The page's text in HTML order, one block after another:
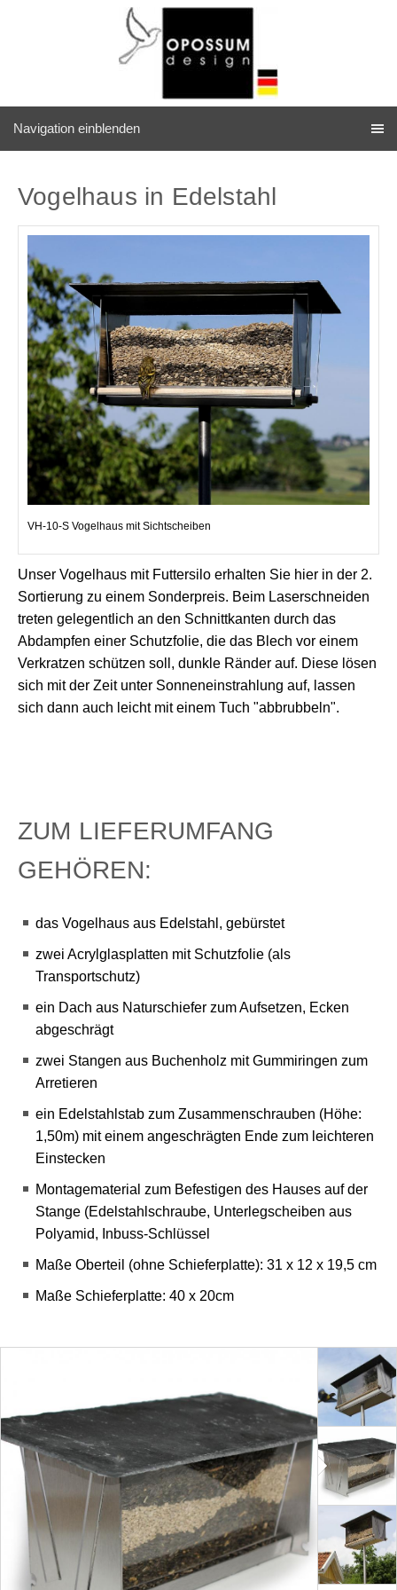
Navigation einblenden
Vogelhaus in Edelstahl
VH-10-S Vogelhaus mit Sichtscheiben
Unser Vogelhaus mit Futtersilo erhalten Sie hier in der 2.
Sortierung zu einem Sonderpreis. Beim Laserschneiden
treten gelegentlich an den Schnittkanten durch das
Abdampfen einer Schutzfolie, die das Blech vor einem
Verkratzen schützen soll, dunkle Ränder auf. Diese lösen
sich mit der Zeit unter Sonneneinstrahlung auf, lassen
sich dann auch leicht mit einem Tuch "abbrubbeln".
ZUM LIEFERUMFANG
GEHÖREN:
das Vogelhaus aus Edelstahl, gebürstet
zwei Acrylglasplatten mit Schutzfolie (als
Transportschutz)
ein Dach aus Naturschiefer zum Aufsetzen, Ecken
abgeschrägt
zwei Stangen aus Buchenholz mit Gummiringen zum
Arretieren
ein Edelstahlstab zum Zusammenschrauben (Höhe:
1,50m) mit einem angeschrägten Ende zum leichteren
Einstecken
Montagematerial zum Befestigen des Hauses auf der
Stange (Edelstahlschraube, Unterlegscheiben aus
Polyamid, Inbuss-Schlüssel
Maße Oberteil (ohne Schieferplatte): 31 x 12 x 19,5 cm
Maße Schieferplatte: 40 x 20cm